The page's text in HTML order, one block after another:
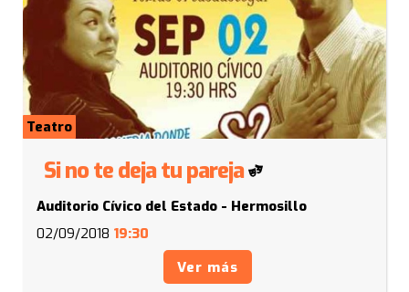
Teatro
Si no te deja tu pareja
Auditorio Cívico del Estado - Hermosillo
02/09/2018 19:30
Ver más